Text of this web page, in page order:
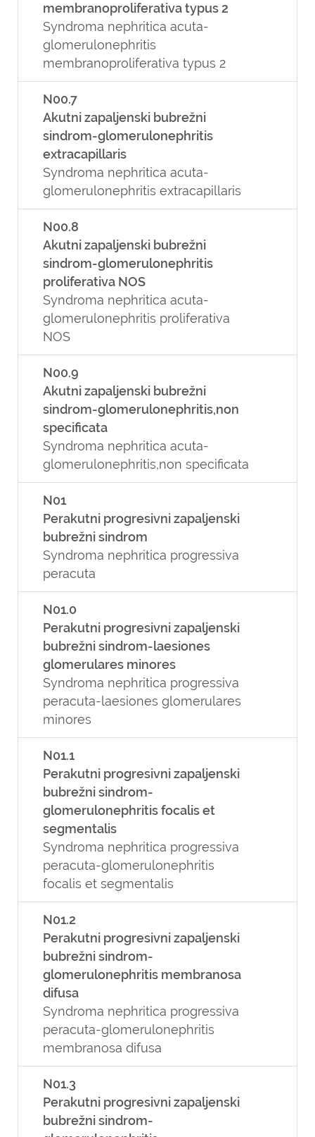
membranoproliferativa typus 2
Syndroma nephritica acuta-
glomerulonephritis
membranoproliferativa typus 2
N00.7
Akutni zapaljenski bubrežni
sindrom-glomerulonephritis
extracapillaris
Syndroma nephritica acuta-
glomerulonephritis extracapillaris
N00.8
Akutni zapaljenski bubrežni
sindrom-glomerulonephritis
proliferativa NOS
Syndroma nephritica acuta-
glomerulonephritis proliferativa
NOS
N00.9
Akutni zapaljenski bubrežni
sindrom-glomerulonephritis,non
specificata
Syndroma nephritica acuta-
glomerulonephritis,non specificata
N01
Perakutni progresivni zapaljenski
bubrežni sindrom
Syndroma nephritica progressiva
peracuta
N01.0
Perakutni progresivni zapaljenski
bubrežni sindrom-laesiones
glomerulares minores
Syndroma nephritica progressiva
peracuta-laesiones glomerulares
minores
N01.1
Perakutni progresivni zapaljenski
bubrežni sindrom-
glomerulonephritis focalis et
segmentalis
Syndroma nephritica progressiva
peracuta-glomerulonephritis
focalis et segmentalis
N01.2
Perakutni progresivni zapaljenski
bubrežni sindrom-
glomerulonephritis membranosa
difusa
Syndroma nephritica progressiva
peracuta-glomerulonephritis
membranosa difusa
N01.3
Perakutni progresivni zapaljenski
bubrežni sindrom-